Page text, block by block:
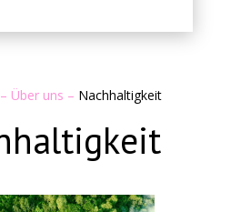
– Über uns – Nachhaltigkeit